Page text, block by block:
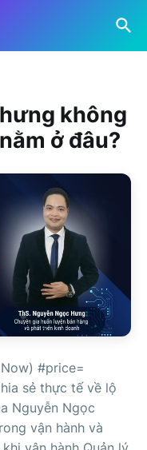
không
ở đâu?
#price=
sẻ thực tế về lộ
Nguyễn Ngọc
vận hành và